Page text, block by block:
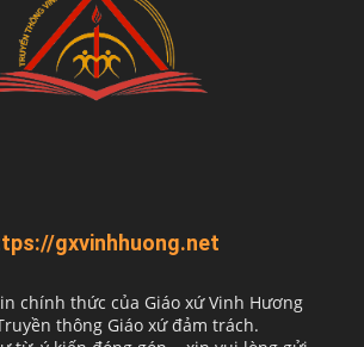
gxvinhhuong.net
chính thức của Giáo xứ Vinh Hương
thông Giáo xứ đảm trách.